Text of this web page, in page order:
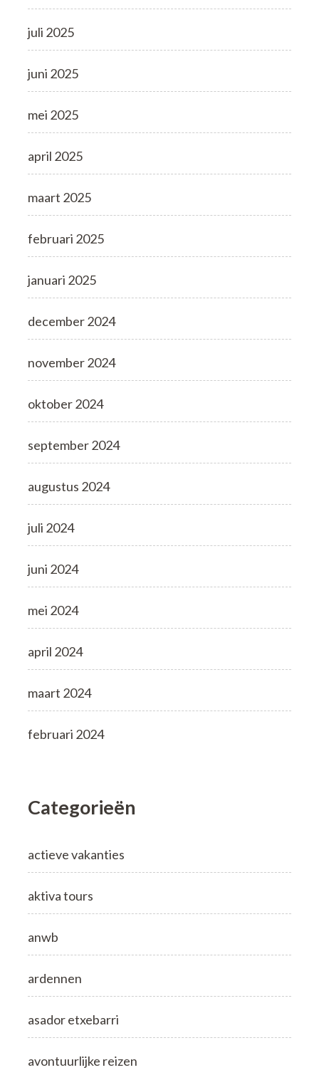
juli 2025
juni 2025
mei 2025
april 2025
maart 2025
februari 2025
januari 2025
december 2024
november 2024
oktober 2024
september 2024
augustus 2024
juli 2024
juni 2024
mei 2024
april 2024
maart 2024
februari 2024
Categorieën
actieve vakanties
aktiva tours
anwb
ardennen
asador etxebarri
avontuurlijke reizen